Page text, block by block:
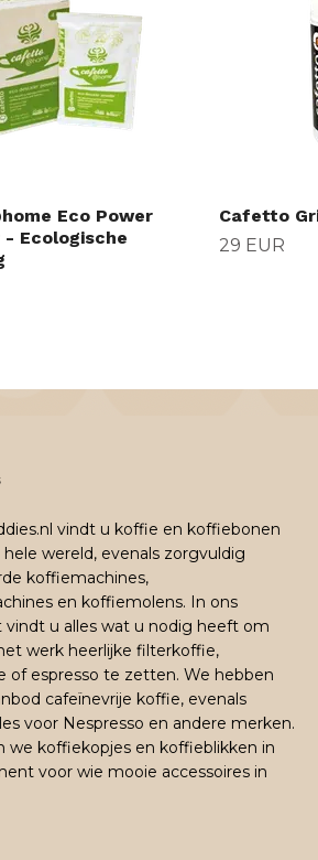
Eco Power
Ecologische
Cafetto
29 EUR
vindt u koffie en koffiebonen
wereld, evenals zorgvuldig
koffiemachines,
en koffiemolens. In ons
vindt u alles wat u nodig heeft om
werk heerlijke filterkoffie,
of espresso te zetten. We hebben
cafeïnevrije koffie, evenals
voor Nespresso en andere merken.
we koffiekopjes en koffieblikken in
voor wie mooie accessoires in